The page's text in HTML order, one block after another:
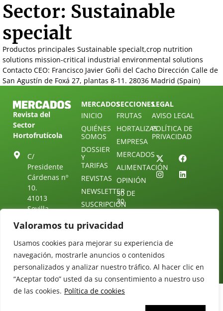
Valoramos tu privacidad
Usamos cookies para mejorar su experiencia de
navegación, mostrarle anuncios o contenidos
personalizados y analizar nuestro tráfico. Al hacer clic en
“Aceptar todo” usted da su consentimiento a nuestro uso
de las cookies. Política de cookies
Sector: Sustainable
specialt
Productos principales Sustainable specialt,crop nutrition
solutions mission-critical industrial environmental solutions
Contacto CEO: Francisco Javier Goñi del Cacho Dirección Calle de
San Agustín de Foxá 27, plantas 8-11. 28036 Madrid (Spain)
Revista del
Sector
Hortofrutícola
C/
Presidente
Cárdenas nº
10.
41013
Sevilla.
25 88 51
redaccion@revistamercados.com
MERCADOS
INICIO
QUIÉNES
SOMOS
DOSSIER
Y
TARIFAS
REVISTAS
NEWSLETTER
SUSCRIPCIÓN
NUESTRO
CONTACTO
SECCIONES
FRUTAS
HORTALIZAS
EMPRESA
MERCADOS
ALIMENTACIÓN
OPINIÓN
30 DE
30
LEGAL
AVISO LEGAL
POLÍTICA DE
PRIVACIDAD